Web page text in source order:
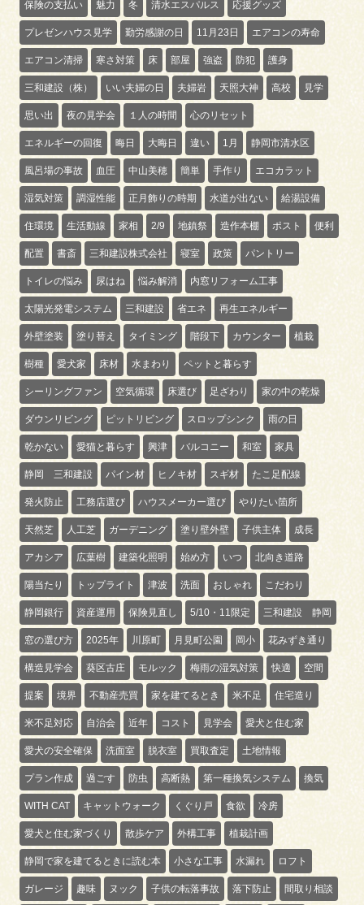
保険の支払い 魅力 冬 清水エスパルス 応援グッズ
プレゼンハウス見学 勤労感謝の日 11月23日 エアコンの寿命
エアコン清掃 寒さ対策 床 部屋 強盗 防犯 護身
三和建設（株） いい夫婦の日 夫婦岩 天照大神 高校 見学
思い出 夜の見学会 １人の時間 心のリセット
エネルギーの回復 晦日 大晦日 違い 1月 静岡市清水区
風呂場の事故 血圧 中山美穂 簡単 手作り エコカラット
湿気対策 調湿性能 正月飾りの時期 水道が出ない 給湯設備
住環境 生活動線 家相 2/9 地鎮祭 造作本棚 ポスト 便利
配置 書斎 三和建設株式会社 寝室 政策 パントリー
トイレの悩み 尿はね 悩み解消 内窓リフォーム工事
太陽光発電システム 三和建設 省エネ 再生エネルギー
外壁塗装 塗り替え タイミング 階段下 カウンター 植栽
樹種 愛犬家 床材 水まわり ペットと暮らす
シーリングファン 空気循環 床選び 足ざわり 家の中の乾燥
ダウンリビング ピットリビング スロップシンク 雨の日
乾かない 愛猫と暮らす 興津 バルコニー 和室 家具
静岡 三和建設 パイン材 ヒノキ材 スギ材 たこ足配線
発火防止 工務店選び ハウスメーカー選び やりたい箇所
天然芝 人工芝 ガーデニング 塗り壁外壁 子供主体 成長
アカシア 広葉樹 建築化照明 始め方 いつ 北向き道路
陽当たり トップライト 津波 洗面 おしゃれ こだわり
静岡銀行 資産運用 保険見直し 5/10・11限定 三和建設 静岡
窓の選び方 2025年 川原町 月見町公園 岡小 花みずき通り
構造見学会 葵区古庄 モルック 梅雨の湿気対策 快適 空間
提案 境界 不動産売買 家を建てるとき 米不足 住宅造り
米不足対応 自治会 近年 コスト 見学会 愛犬と住む家
愛犬の安全確保 洗面室 脱衣室 買取査定 土地情報
プラン作成 過ごす 防虫 高断熱 第一種換気システム 換気
WITH CAT キャットウォーク くぐり戸 食欲 冷房
愛犬と住む家づくり 散歩ケア 外構工事 植栽計画
静岡で家を建てるときに読む本 小さな工事 水漏れ ロフト
ガレージ 趣味 ヌック 子供の転落事故 落下防止 間取り相談